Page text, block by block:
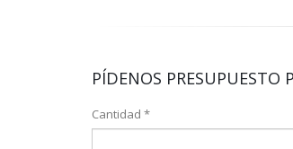
PÍDENOS PRESUPUESTO
Cantidad *